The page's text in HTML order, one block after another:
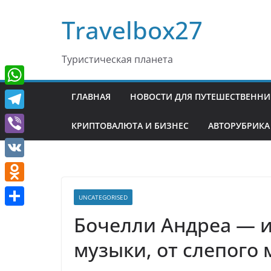
Travelbox27
Туристическая планета
ГЛАВНАЯ НОВОСТИ ДЛЯ
КРИПТОВАЛЮТА И БИЗНЕС АВТОРУБРИКА
UNCATEGORISED
Бочелли Андреа —
музыки, от слепого
W
h
a
t
A
T
e
l
e
g
V
i
b
e
V
K
O